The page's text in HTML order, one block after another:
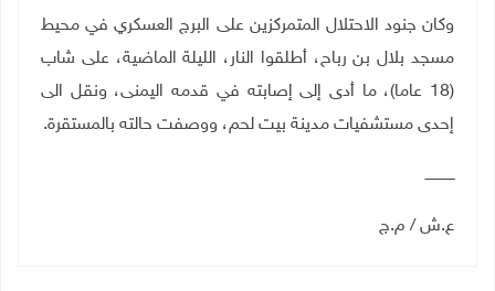
وكان جنود الاحتلال المتمركزين على البرج العسكري في محيط
مسجد بلال بن رباح، أطلقوا النار، الليلة الماضية، على شاب
(18 عاما)، ما أدى إلى إصابته في قدمه اليمنى، ونقل الى
إحدى مستشفيات مدينة بيت لحم، ووصفت حالته بالمستقرة.
ـــــــــــــ
ع.ش / م.ج